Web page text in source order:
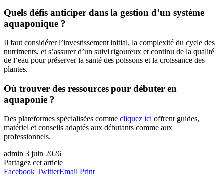
Quels défis anticiper dans la gestion d’un système
aquaponique ?
Il faut considérer l’investissement initial, la complexité du cycle des
nutriments, et s’assurer d’un suivi rigoureux et continu de la qualité
de l’eau pour préserver la santé des poissons et la croissance des
plantes.
Où trouver des ressources pour débuter en
aquaponie ?
Des plateformes spécialisées comme cliquez ici offrent guides,
matériel et conseils adaptés aux débutants comme aux
professionnels.
admin 3 juin 2026
Partagez cet article
Facebook TwitterEmail Print